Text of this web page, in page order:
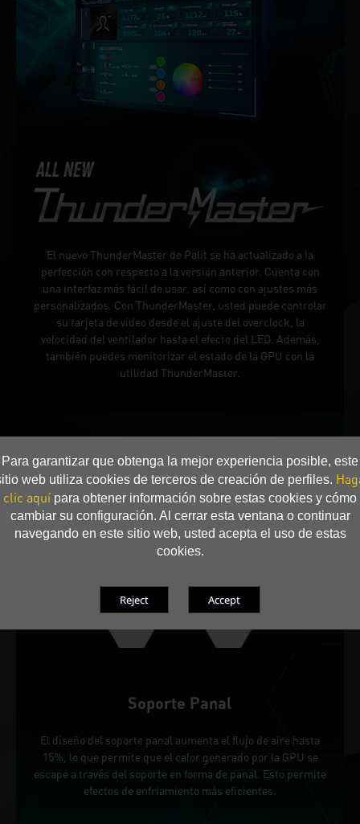
Para garantizar que obtenga la mejor experiencia posible, este
web utiliza cookies de terceros de creación de perfiles.
clic aquí para obtener información sobre estas cookies y cómo
cambiar su configuración. Al cerrar esta ventana o continuar
navegando en este sitio web, usted acepta el uso de estas
cookies.
El nuevo ThunderMaster de Palit se ha actualizado a la
perfección con respecto a la versión anterior. Cuenta con
una interfaz más fácil de usar, así como con ajustes más
personalizados. Con ThunderMaster, usted puede controlar
su tarjeta de video desde el ajuste del overclock, la
velocidad del ventilador hasta el efecto del LED. Además,
también puedes monitorizar el estado de la GPU con la
utilidad ThunderMaster.
Soporte Panal
El diseño del soporte panal aumenta el flujo de aire hasta
15%, lo que permite que el calor generado por la GPU se
escape a través del soporte en forma de panal. Esto permite
efectos de enfriamiento más eficientes.